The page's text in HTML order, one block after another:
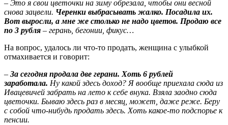
– Это я свои цветочки на зиму обрезала, чтобы они весной
снова зацвели. Черенки выбрасывать жалко. Посадила их.
Вот выросли, а мне же столько не надо цветов. Продаю все
по 3 рубля – герань, бегонии, фикус…
На вопрос, удалось ли что-то продать, женщина с улыбкой
отмахивается и говорит:
– За сегодня продала две герани. Хоть 6 рублей
заработала. Ну какой здесь доход? Я вообще приехала сюда из
Ивацевичей забрать на лето к себе внука. Взяла заодно сюда
цветочки. Бываю здесь раз в месяц, может, даже реже. Беру
с собой что-нибудь продать здесь. Хоть какое-то подспорье к
пенсии.